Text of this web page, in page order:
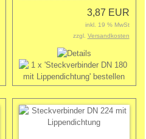
3,87 EUR
inkl. 19 % MwSt
zzgl. Versandkosten